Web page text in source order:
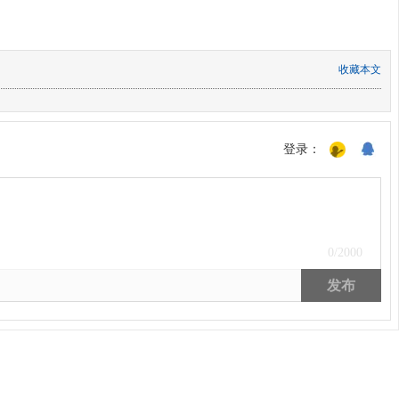
收藏本文
登录：
0 /2000
发布